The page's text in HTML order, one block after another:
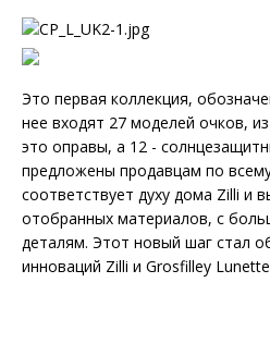
Это первая коллекция,
нее входят 27 моделей очков,
это оправы, а 12 -
предложены продавцам по
соответствует духу дома Zilli и
отобранных материалов, с
деталям. Этот новый шаг стал
инноваций Zilli и Grosfilley